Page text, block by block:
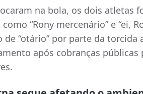
na bola, os dois atletas
“Rony mercenário” e “ei,
de “otário” por parte da
após cobranças